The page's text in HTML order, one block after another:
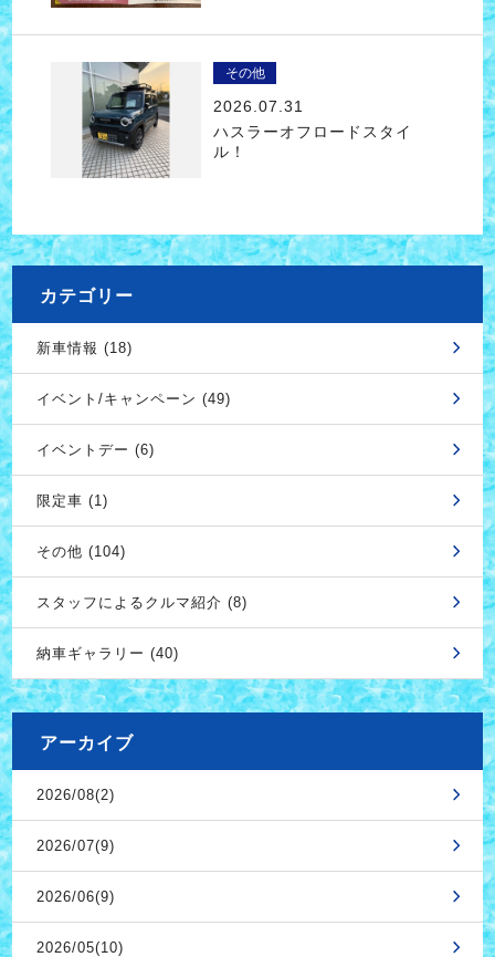
その他
2026.07.31
ハスラーオフロードスタイ
ル！
カテゴリー
新車情報 (18)
イベント/キャンペーン (49)
イベントデー (6)
限定車 (1)
その他 (104)
スタッフによるクルマ紹介 (8)
納車ギャラリー (40)
アーカイブ
2026/08(2)
2026/07(9)
2026/06(9)
2026/05(10)